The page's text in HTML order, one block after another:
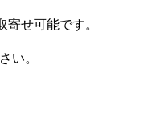
せ可能です。
い。